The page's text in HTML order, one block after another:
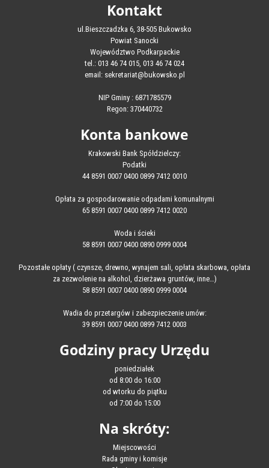
Kontakt
ul.Bieszczadzka 6, 38-505 Bukowsko
Powiat Sanocki
Województwo Podkarpackie
tel.: 013 46 74 015, 013 46 74 024
email: sekretariat@bukowsko.pl
NIP Gminy : 6871785579
Regon: 370440732
Konta bankowe
Krakowski Bank Spółdzielczy:
Podatki
44 8591 0007 0400 0899 7412 0010
Opłata za gospodarowanie odpadami komunalnymi
65 8591 0007 0400 0899 7412 0020
Woda i ścieki
58 8591 0007 0400 0890 0999 0004
Pozostałe opłaty ( czynsze, drewno, wynajem sali, opłata skarbowa, opłata
za zezwolenie na alkohol, dzierżawa gruntów, inne…)
58 8591 0007 0400 0890 0999 0004
Wadia do przetargów i zabezpieczenie umów:
39 8591 0007 0400 0899 7412 0003
Godziny pracy Urzędu
poniedziałek
od 8:00 do 16:00
od wtorku do piątku
od 7:00 do 15:00
Na skróty:
Miejscowości
Rada gminy i komisje